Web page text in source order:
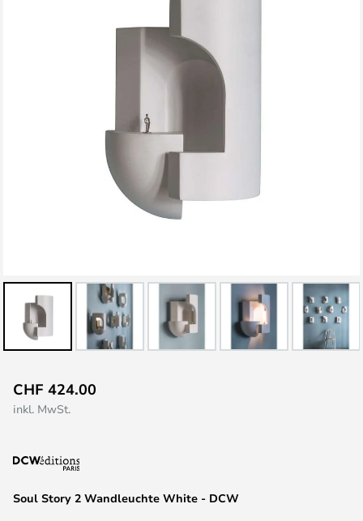
Anfang
der
springen
Soul Story 2 Wandleuchte White - DCW
CHF 424.00
inkl. MwSt.